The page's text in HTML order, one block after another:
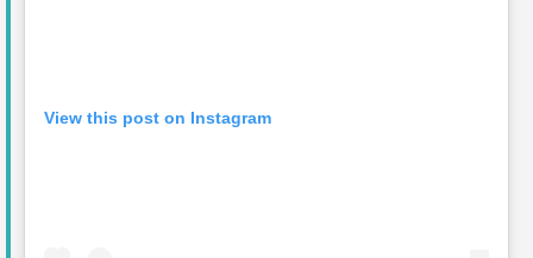
View this post on Instagram